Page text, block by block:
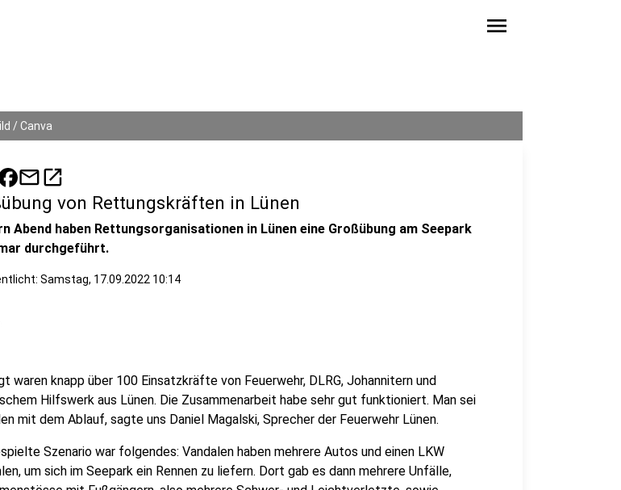
menu
/ Canva
mailopen_in_new
von Rettungskräften in Lünen
Abend haben Rettungsorganisationen in Lünen eine Großübung am Seepark
durchgeführt.
Samstag, 17.09.2022 10:14
waren knapp über 100 Einsatzkräfte von Feuerwehr, DLRG, Johannitern und
Hilfswerk aus Lünen. Die Zusammenarbeit habe sehr gut funktioniert. Man sei
mit dem Ablauf, sagte uns Daniel Magalski, Sprecher der Feuerwehr Lünen.
Szenario war folgendes: Vandalen haben mehrere Autos und einen LKW
um sich im Seepark ein Rennen zu liefern. Dort gab es dann mehrere Unfälle,